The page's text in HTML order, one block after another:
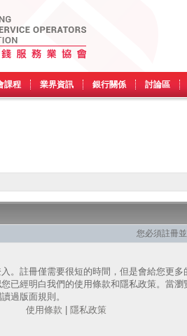
課程 業界資訊 銀行關係 討論區
您必須註冊
。註冊僅需要很短的時間，但是會給您更多
已經明白我們的使用條款和隱私政策。當瀏
過版面規則。
使用條款
隱私政策